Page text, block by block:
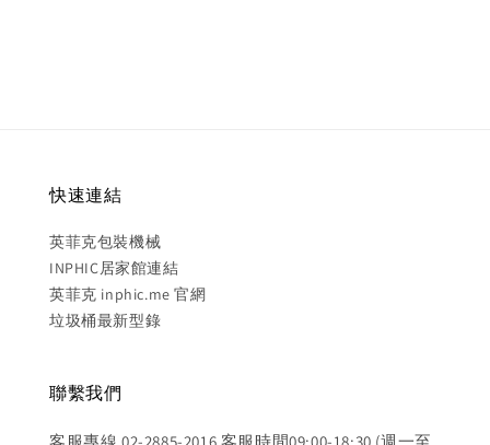
快速連結
英菲克包裝機械
INPHIC居家館連結
英菲克 inphic.me 官網
垃圾桶最新型錄
聯繫我們
客服專線 02-2885-2016 客服時間09:00-18:30 (週一至